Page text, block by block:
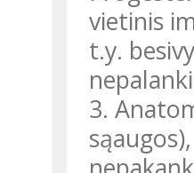
vietinis
t.y.
3.